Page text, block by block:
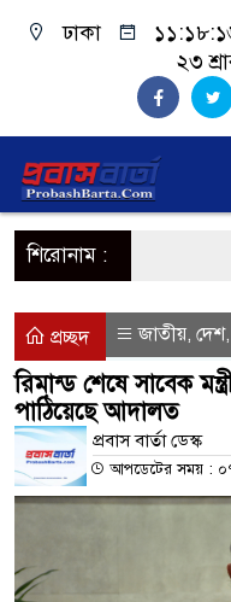
ঢাকা
২৩
শিরোনাম :
প্রচ্ছদ জাতীয়, দেশ,
রিমান্ড শেষে সাবেক
পাঠিয়েছে আদালত
প্রবাস বার্তা ডেস্ক
আপডেটের সময় :